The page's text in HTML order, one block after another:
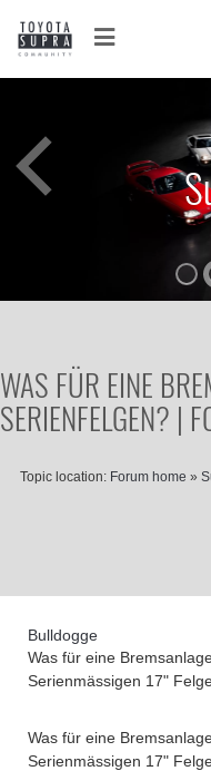
WAS FÜR EINE
SERIENFELGEN? |
Topic location: Forum home »
Bulldogge
Was für eine
Serienmässigen 17"
Was für eine
Serienmässigen 17"